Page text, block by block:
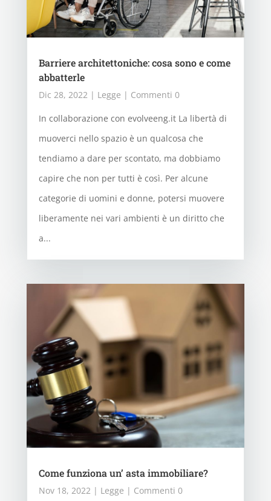
Barriere architettoniche: cosa sono e come
abbatterle
Dic 28, 2022| Legge | Commenti 0
In collaborazione con evolveeng.it La libertà di
muoverci nello spazio è un qualcosa che
tendiamo a dare per scontato, ma dobbiamo
capire che non per tutti è così. Per alcune
categorie di uomini e donne, potersi muovere
liberamente nei vari ambienti è un diritto che
a...
Come funziona un’ asta immobiliare?
Nov 18, 2022 | Legge | Commenti 0